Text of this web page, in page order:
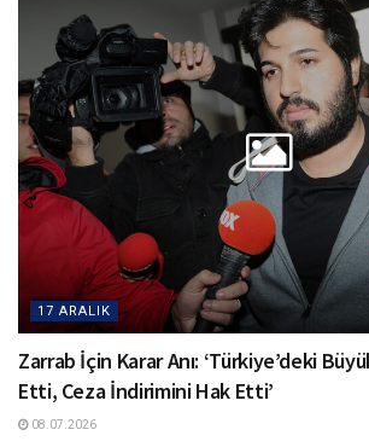
17 ARALIK
Zarrab İçin Karar Anı: ‘Türkiye’deki
Etti, Ceza İndirimini Hak Etti’
08.07.2026